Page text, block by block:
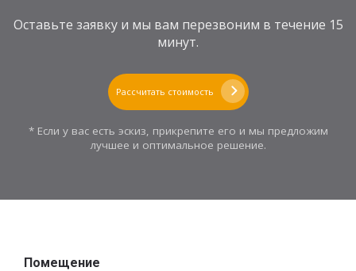
Оставьте заявку и мы вам перезвоним в течение 15
минут.
Рассчитать стоимость
* Если у вас есть эскиз, прикрепите его и мы предложим
лучшее и оптимальное решение.
Помещение